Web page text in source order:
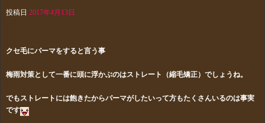
投稿日 2017年4月13日
クセ毛にパーマをすると言う事
梅雨対策として一番に頭に浮かぶのはストレート（縮毛矯正）でしょうね。
でもストレートには飽きたからパーマがしたいって方もたくさんいるのは事実
です